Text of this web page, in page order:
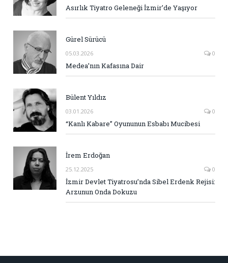
Asırlık Tiyatro Geleneği İzmir’de Yaşıyor
Gürel Sürücü
05.03.2026 0
Medea’nın Kafasına Dair
Bülent Yıldız
03.01.2026 0
“Kanlı Kabare” Oyununun Esbabı Mucibesi
İrem Erdoğan
25.12.2025 0
İzmir Devlet Tiyatrosu’nda Sibel Erdenk Rejisi:
Arzunun Onda Dokuzu